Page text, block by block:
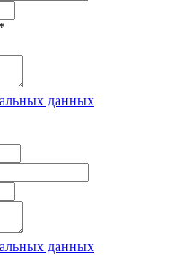
данных
данных